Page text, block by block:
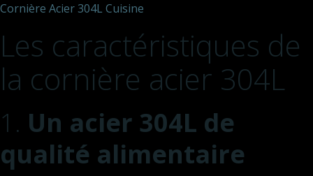
Cornière Acier 304L Cuisine
Les caractéristiques de
la cornière acier 304L
1. Un acier 304L de
qualité alimentaire